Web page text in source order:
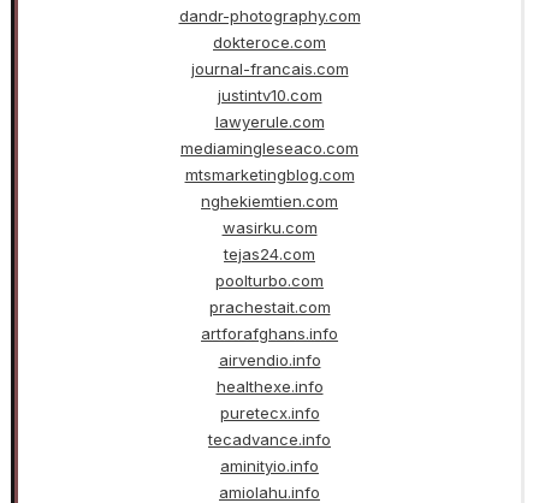
dandr-photography.com
dokteroce.com
journal-francais.com
justintv10.com
lawyerule.com
mediamingleseaco.com
mtsmarketingblog.com
nghekiemtien.com
wasirku.com
tejas24.com
poolturbo.com
prachestait.com
artforafghans.info
airvendio.info
healthexe.info
puretecx.info
tecadvance.info
aminityio.info
amiolahu.info